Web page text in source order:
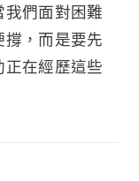
們面對困難
，而是要先
在經歷這些